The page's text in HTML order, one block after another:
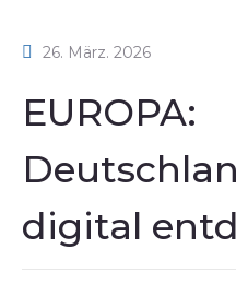
26. März. 2026
EUROPA:
digital